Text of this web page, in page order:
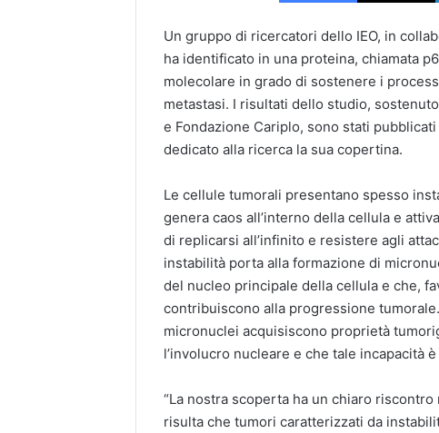
Un gruppo di ricercatori dello IEO, in
ha identificato in una proteina, chiamata
molecolare in grado di sostenere i
metastasi. I risultati dello studio,
e Fondazione Cariplo, sono stati
dedicato alla ricerca la sua copertina.
Le cellule tumorali presentano spesso
genera caos all’interno della cellula e
di replicarsi all’infinito e resistere agli
instabilità porta alla formazione di
del nucleo principale della cellula e che,
contribuiscono alla progressione
micronuclei acquisiscono proprietà
l’involucro nucleare e che tale incapacità
“La nostra scoperta ha un chiaro
risulta che tumori caratterizzati da